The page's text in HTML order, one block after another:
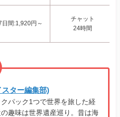
日間:1,920円～
チャット
24時間
ター編集部)
パック1つで世界を旅した経
趣味は世界遺産巡り。昔は海